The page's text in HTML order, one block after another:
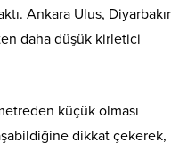
Ankara Ulus, Diyarbakır
daha düşük kirletici
küçük olması
dikkat çekerek,